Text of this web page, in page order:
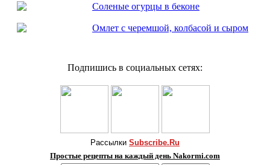
Соленые огурцы в беконе
Омлет с черемшой, колбасой и сыром
Подпишись в социальных сетях:
Рассылки Subscribe.Ru
Простые рецепты на каждый день Nakormi.com